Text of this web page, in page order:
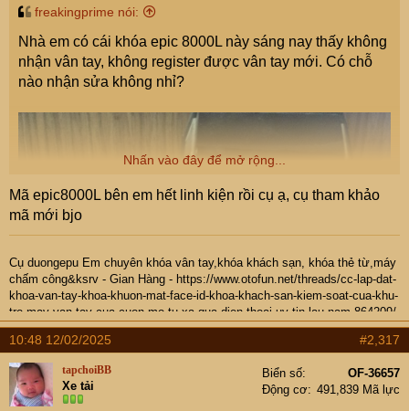
freakingprime nói:
Nhà em có cái khóa epic 8000L này sáng nay thấy không
nhận vân tay, không register được vân tay mới. Có chỗ
nào nhận sửa không nhỉ?
Nhấn vào đây để mở rộng...
Mã epic8000L bên em hết linh kiện rồi cụ ạ, cụ tham khảo
mã mới bjo
Cụ duongepu Em chuyên khóa vân tay,khóa khách sạn, khóa thẻ từ,máy
chấm công&ksrv - Gian Hàng - https://www.otofun.net/threads/cc-lap-dat-
khoa-van-tay-khoa-khuon-mat-face-id-khoa-khach-san-kiem-soat-cua-khu-
tro-may-van-tay-cua-cuon-mo-tu-xa-qua-dien-thoai-uy-tin-lau-nam.864209/
- Hotline: 0937974666
10:48 12/02/2025 #2,317
tapchoiBB
Xe tải
Biển số
OF-36657
Động cơ
491,839 Mã lực